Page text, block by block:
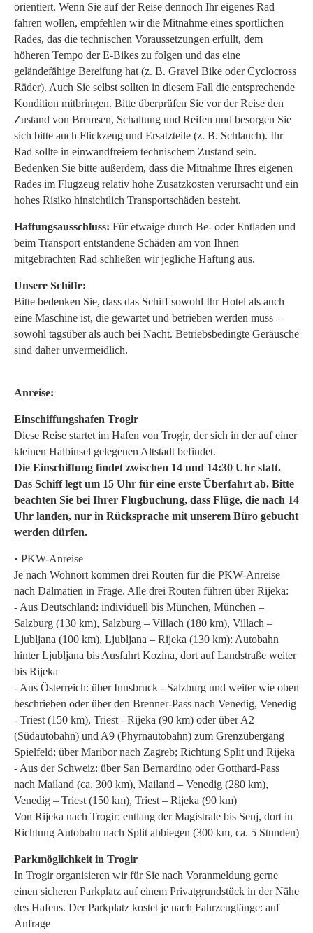
orientiert. Wenn Sie auf der Reise dennoch Ihr eigenes Rad
fahren wollen, empfehlen wir die Mitnahme eines sportlichen
Rades, das die technischen Voraussetzungen erfüllt, dem
höheren Tempo der E-Bikes zu folgen und das eine
geländefähige Bereifung hat (z. B. Gravel Bike oder Cyclocross
Räder). Auch Sie selbst sollten in diesem Fall die entsprechende
Kondition mitbringen. Bitte überprüfen Sie vor der Reise den
Zustand von Bremsen, Schaltung und Reifen und besorgen Sie
sich bitte auch Flickzeug und Ersatzteile (z. B. Schlauch). Ihr
Rad sollte in einwandfreiem technischem Zustand sein.
Bedenken Sie bitte außerdem, dass die Mitnahme Ihres eigenen
Rades im Flugzeug relativ hohe Zusatzkosten verursacht und ein
hohes Risiko hinsichtlich Transportschäden besteht.
Haftungsausschluss: Für etwaige durch Be- oder Entladen und
beim Transport entstandene Schäden am von Ihnen
mitgebrachten Rad schließen wir jegliche Haftung aus.
Unsere Schiffe:
Bitte bedenken Sie, dass das Schiff sowohl Ihr Hotel als auch
eine Maschine ist, die gewartet und betrieben werden muss –
sowohl tagsüber als auch bei Nacht. Betriebsbedingte Geräusche
sind daher unvermeidlich.
Anreise:
Einschiffungshafen Trogir
Diese Reise startet im Hafen von Trogir, der sich in der auf einer
kleinen Halbinsel gelegenen Altstadt befindet.
Die Einschiffung findet zwischen 14 und 14:30 Uhr statt.
Das Schiff legt um 15 Uhr für eine erste Überfahrt ab. Bitte
beachten Sie bei Ihrer Flugbuchung, dass Flüge, die nach 14
Uhr landen, nur in Rücksprache mit unserem Büro gebucht
werden dürfen.
• PKW-Anreise
Je nach Wohnort kommen drei Routen für die PKW-Anreise
nach Dalmatien in Frage. Alle drei Routen führen über Rijeka:
- Aus Deutschland: individuell bis München, München –
Salzburg (130 km), Salzburg – Villach (180 km), Villach –
Ljubljana (100 km), Ljubljana – Rijeka (130 km): Autobahn
hinter Ljubljana bis Ausfahrt Kozina, dort auf Landstraße weiter
bis Rijeka
- Aus Österreich: über Innsbruck - Salzburg und weiter wie oben
beschrieben oder über den Brenner-Pass nach Venedig, Venedig
- Triest (150 km), Triest - Rijeka (90 km) oder über A2
(Südautobahn) und A9 (Phyrnautobahn) zum Grenzübergang
Spielfeld; über Maribor nach Zagreb; Richtung Split und Rijeka
- Aus der Schweiz: über San Bernardino oder Gotthard-Pass
nach Mailand (ca. 300 km), Mailand – Venedig (280 km),
Venedig – Triest (150 km), Triest – Rijeka (90 km)
Von Rijeka nach Trogir: entlang der Magistrale bis Senj, dort in
Richtung Autobahn nach Split abbiegen (300 km, ca. 5 Stunden)
Parkmöglichkeit in Trogir
In Trogir organisieren wir für Sie nach Voranmeldung gerne
einen sicheren Parkplatz auf einem Privatgrundstück in der Nähe
des Hafens. Der Parkplatz kostet je nach Fahrzeuglänge: auf
Anfrage